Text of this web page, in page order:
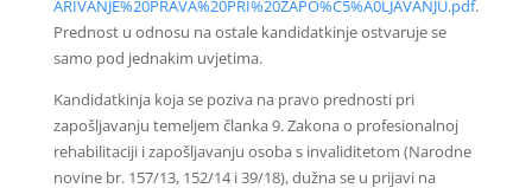
ARIVANJE%20PRAVA%20PRI%20ZAPO%C5%A0LJAVANJU.pdf.
Prednost u odnosu na ostale kandidatkinje ostvaruje se
samo pod jednakim uvjetima.
Kandidatkinja koja se poziva na pravo prednosti pri
zapošljavanju temeljem članka 9. Zakona o profesionalnoj
rehabilitaciji i zapošljavanju osoba s invaliditetom (Narodne
novine br. 157/13, 152/14 i 39/18), dužna se u prijavi na